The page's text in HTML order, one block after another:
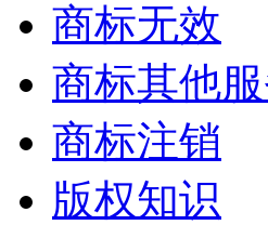
商标无效
商标其他
商标注销
版权知识